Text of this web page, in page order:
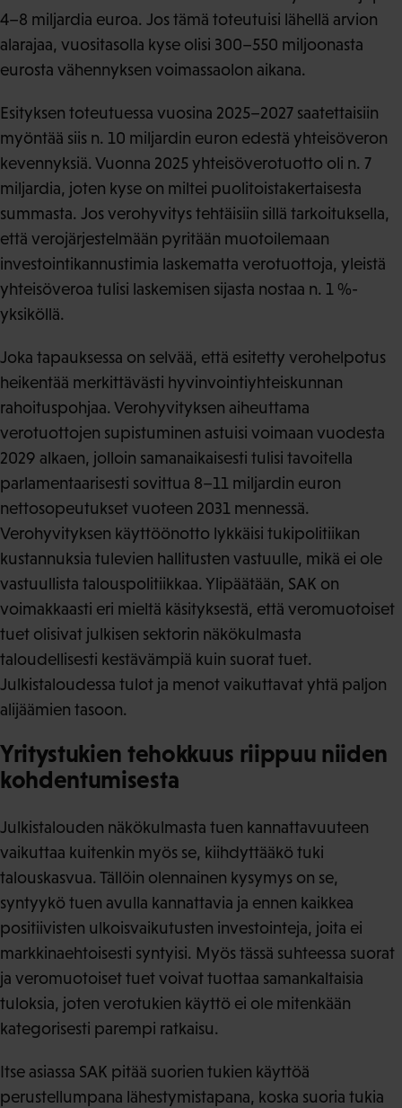
4–8 miljardia euroa. Jos tämä toteutuisi lähellä arvion
alarajaa, vuositasolla kyse olisi 300–550 miljoonasta
eurosta vähennyksen voimassaolon aikana.
Esityksen toteutuessa vuosina 2025–2027 saatettaisiin
myöntää siis n. 10 miljardin euron edestä yhteisöveron
kevennyksiä. Vuonna 2025 yhteisöverotuotto oli n. 7
miljardia, joten kyse on miltei puolitoistakertaisesta
summasta. Jos verohyvitys tehtäisiin sillä tarkoituksella,
että verojärjestelmään pyritään muotoilemaan
investointikannustimia laskematta verotuottoja, yleistä
yhteisöveroa tulisi laskemisen sijasta nostaa n. 1 %-
yksiköllä.
Joka tapauksessa on selvää, että esitetty verohelpotus
heikentää merkittävästi hyvinvointiyhteiskunnan
rahoituspohjaa. Verohyvityksen aiheuttama
verotuottojen supistuminen astuisi voimaan vuodesta
2029 alkaen, jolloin samanaikaisesti tulisi tavoitella
parlamentaarisesti sovittua 8–11 miljardin euron
nettosopeutukset vuoteen 2031 mennessä.
Verohyvityksen käyttöönotto lykkäisi tukipolitiikan
kustannuksia tulevien hallitusten vastuulle, mikä ei ole
vastuullista talouspolitiikkaa. Ylipäätään, SAK on
voimakkaasti eri mieltä käsityksestä, että veromuotoiset
tuet olisivat julkisen sektorin näkökulmasta
taloudellisesti kestävämpiä kuin suorat tuet.
Julkistaloudessa tulot ja menot vaikuttavat yhtä paljon
alijäämien tasoon.
Yritystukien tehokkuus riippuu niiden
kohdentumisesta
Julkistalouden näkökulmasta tuen kannattavuuteen
vaikuttaa kuitenkin myös se, kiihdyttääkö tuki
talouskasvua. Tällöin olennainen kysymys on se,
syntyykö tuen avulla kannattavia ja ennen kaikkea
positiivisten ulkoisvaikutusten investointeja, joita ei
markkinaehtoisesti syntyisi. Myös tässä suhteessa suorat
ja veromuotoiset tuet voivat tuottaa samankaltaisia
tuloksia, joten verotukien käyttö ei ole mitenkään
kategorisesti parempi ratkaisu.
Itse asiassa SAK pitää suorien tukien käyttöä
perustellumpana lähestymistapana, koska suoria tukia